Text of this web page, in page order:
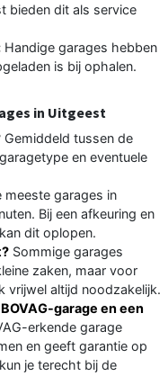
bieden dit als service
Handige garages hebben
is bij ophalen.
in Uitgeest
Gemiddeld tussen de
en eventuele
meeste garages in
Bij een afkeuring en
dit oplopen.
Sommige garages
zaken, maar voor
vrijwel altijd noodzakelijk.
garage en een
erkende garage
en geeft garantie op
je terecht bij de